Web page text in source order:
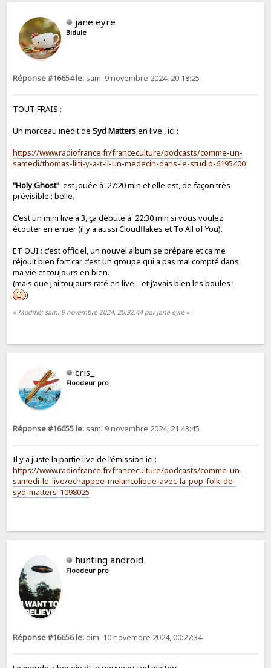
jane eyre
Bidule
Réponse #16654 le: sam. 9 novembre 2024, 20:18:25
TOUT FRAIS :
Un morceau inédit de Syd Mattersen live , ici :
https://www.radiofrance.fr/franceculture/podcasts/comme-un-
samedi/thomas-lilti-y-a-t-il-un-medecin-dans-le-studio-6195400
"Holy Ghost" est jouée à '27:20 min et elle est, de façon très
prévisible : belle.
C'est un mini live à 3, ça débute à' 22:30 min si vous voulez
écouter en entier (il y a aussi Cloudflakes et To All of You).
ET OUI : c'est officiel, un nouvel album se prépare et ça me
réjouit bien fort car c'est un groupe qui a pas mal compté dans
ma vie et toujours en bien.
(mais que j'ai toujours raté en live... et j'avais bien les boules !
)
« Modifié: sam. 9 novembre 2024, 20:32:44 par jane eyre»
cris_
Floodeur pro
Réponse #16655 le: sam. 9 novembre 2024, 21:43:45
Il y a juste la partie live de l’émission ici :
https://www.radiofrance.fr/franceculture/podcasts/comme-un-
samedi-le-live/echappee-melancolique-avec-la-pop-folk-de-
syd-matters-1098025
hunting android
Floodeur pro
Réponse #16656 le: dim. 10 novembre 2024, 00:27:34